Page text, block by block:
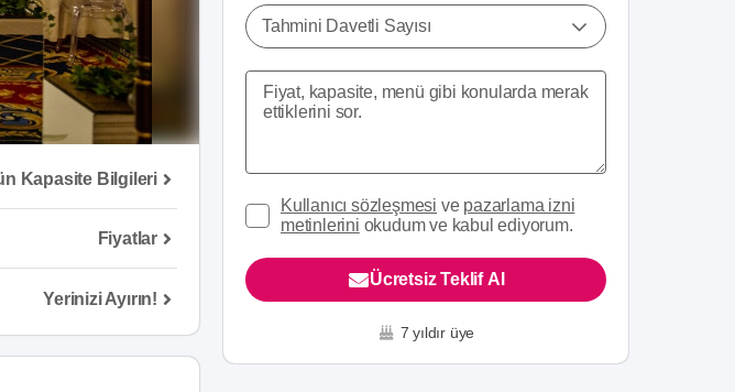
Kapasite Bilgileri
Fiyatlar
Yerinizi Ayırın!
Tahmini Davetli Sayısı
Kullanıcı sözleşmesi ve pazarlama izni
metinlerini okudum ve kabul ediyorum.
Ücretsiz Teklif Al
7 yıldır üye